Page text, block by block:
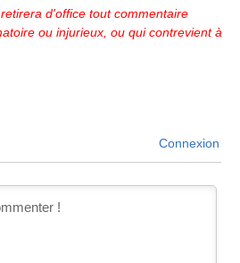
d'office tout commentaire
ou injurieux, ou qui contrevient à
Connexion